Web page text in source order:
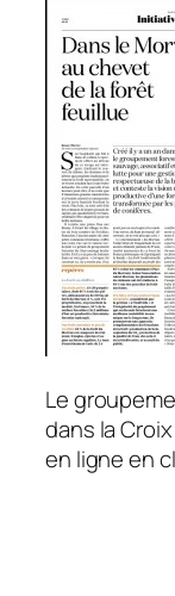
Le
dans la
en ligne en